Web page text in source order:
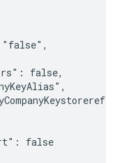
false,
false